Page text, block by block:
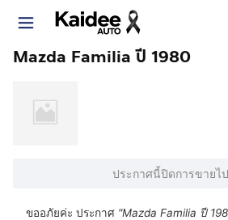
Mazda Familia ปี 1980
ประกาศนี้ปิดการขายไ
ขออภัยค่ะ ประกาศ "Mazda Familia ปี